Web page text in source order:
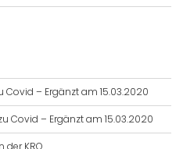
– Ergänzt am 15.03.2020
Covid – Ergänzt am 15.03.2020
KRO